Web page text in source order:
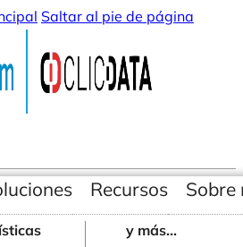
Saltar al pie de página
y más...
Recursos Sobre